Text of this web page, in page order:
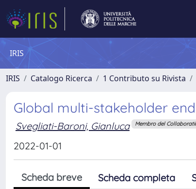
IRIS
IRIS Catalogo Ricerca 1 Contributo su Rivista
Global multi-stakeholder
Svegliati-Baroni, Gianluca Membro del
2022-01-01
Scheda breve Scheda completa